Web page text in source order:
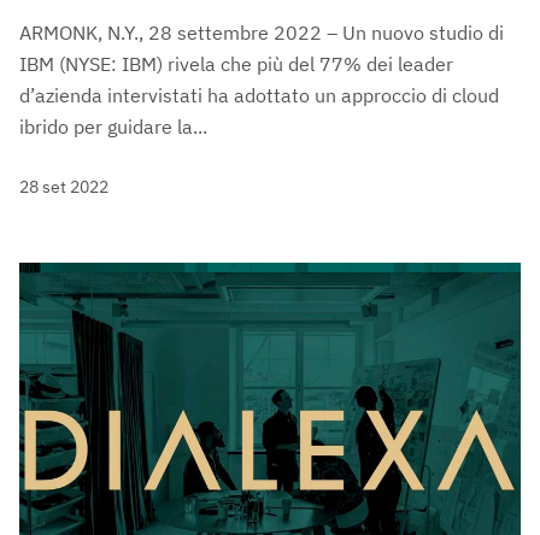
ARMONK, N.Y., 28 settembre 2022 – Un nuovo studio di
IBM (NYSE: IBM) rivela che più del 77% dei leader
d’azienda intervistati ha adottato un approccio di cloud
ibrido per guidare la...
28 set 2022